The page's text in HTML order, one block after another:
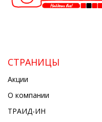
СТРАНИЦЫ
Акции
О компании
ТРАИД-ИН